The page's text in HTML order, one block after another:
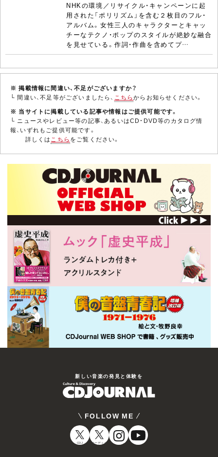
NHKの環境／リサイクル・キャンペーンに起
用された「ポリリズム」を含む２枚目のフル・
アルバム。女性三人のキャラクターとキャッ
チーなテクノ・ポップのスタイルが絶妙な融合
を見せている。作詞・作曲を含めてプ…
※ 掲載情報に間違い、不足がございますか？
└ 間違い、不足等がございましたら、 こちらからお知らせください。
※ 当サイトに掲載している記事や情報はご提供可能です。
└ ニュースやレビュー等の記事、あるいはCD・DVD等のカタログ情
報、いずれもご提供可能です。
詳しくはこちら をご覧ください。
新しい⾳楽の発⾒と体験を
FOLLOW ME
CDJ オーディオ